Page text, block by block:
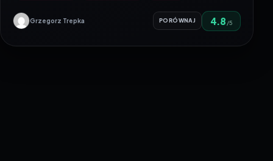
Grzegorz Trepka PORÓWNAJ 4.8 /5